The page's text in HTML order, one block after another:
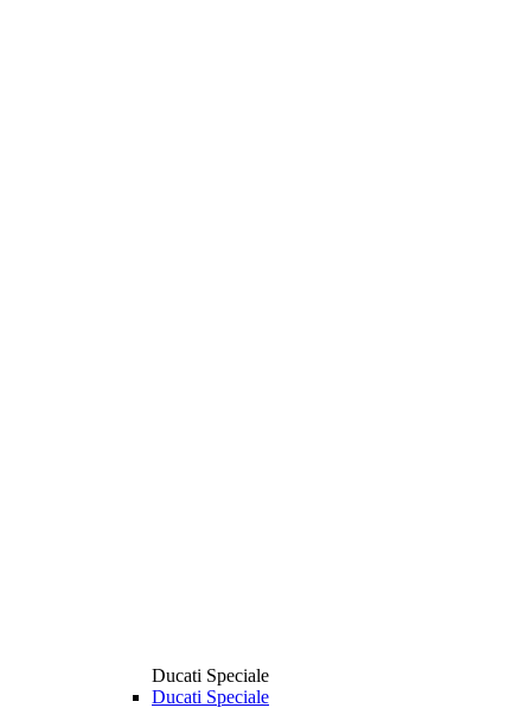
Ducati Speciale
Ducati Speciale